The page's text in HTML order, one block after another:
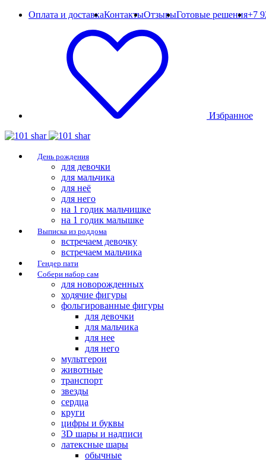
Оплата и доставкаКонтактыОтзывыГотовые решения+7
Избранное
День рождения
для девочки
для мальчика
для неё
для него
на 1 годик мальчишке
на 1 годик малышке
Выписка из роддома
встречаем девочку
встречаем мальчика
Гендер пати
Собери набор сам
для новорожденных
ходячие фигуры
фольгированные фигуры
для девочки
для мальчика
для нее
для него
мультгерои
животные
транспорт
звезды
сердца
круги
цифры и буквы
3D шары и надписи
латексные шары
обычные